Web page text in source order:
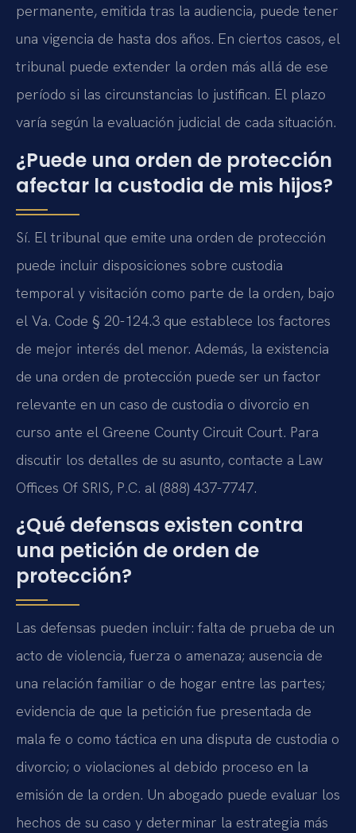
permanente, emitida tras la audiencia, puede tener
una vigencia de hasta dos años. En ciertos casos, el
tribunal puede extender la orden más allá de ese
período si las circunstancias lo justifican. El plazo
varía según la evaluación judicial de cada situación.
¿Puede una orden de protección
afectar la custodia de mis hijos?
Sí. El tribunal que emite una orden de protección
puede incluir disposiciones sobre custodia
temporal y visitación como parte de la orden, bajo
el Va. Code § 20-124.3 que establece los factores
de mejor interés del menor. Además, la existencia
de una orden de protección puede ser un factor
relevante en un caso de custodia o divorcio en
curso ante el Greene County Circuit Court. Para
discutir los detalles de su asunto, contacte a Law
Offices Of SRIS, P.C. al (888) 437-7747.
¿Qué defensas existen contra
una petición de orden de
protección?
Las defensas pueden incluir: falta de prueba de un
acto de violencia, fuerza o amenaza; ausencia de
una relación familiar o de hogar entre las partes;
evidencia de que la petición fue presentada de
mala fe o como táctica en una disputa de custodia o
divorcio; o violaciones al debido proceso en la
emisión de la orden. Un abogado puede evaluar los
hechos de su caso y determinar la estrategia más